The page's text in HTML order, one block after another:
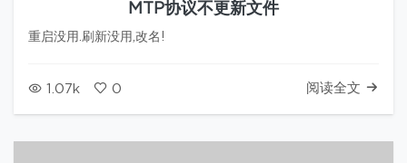
MTP协议不更新文件
重启没用.刷新没用,改名!
1.07k 0 阅读全文